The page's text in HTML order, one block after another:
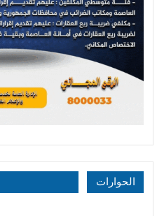
الحوارات